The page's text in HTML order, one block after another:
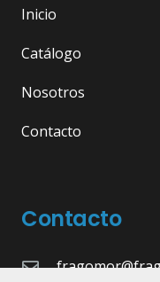
Inicio
Catálogo
Nosotros
Contacto
Contacto